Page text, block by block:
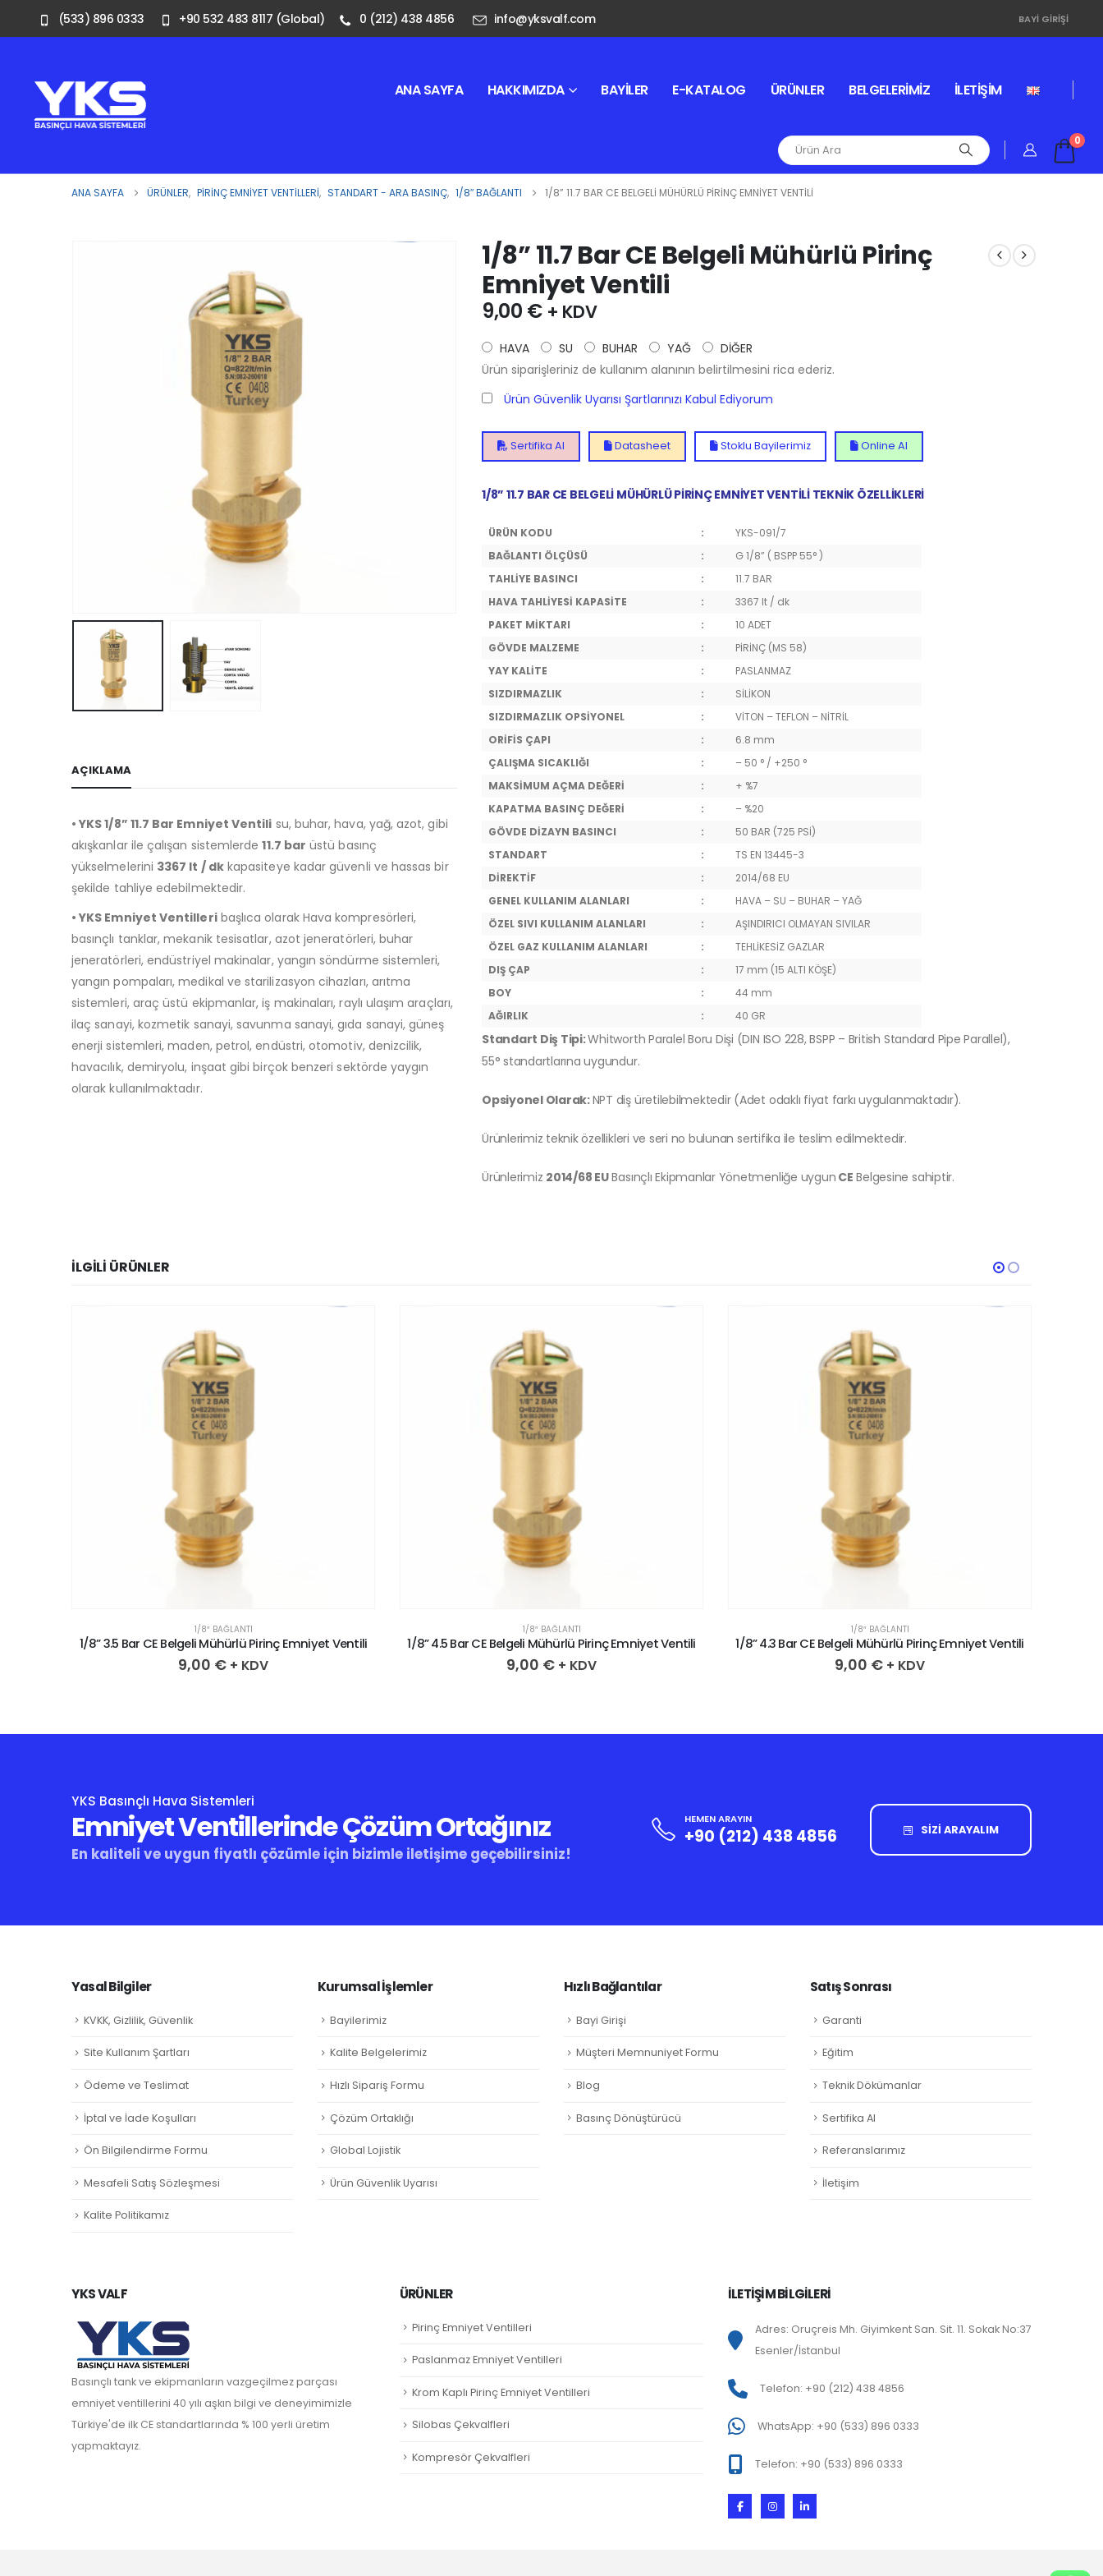
(533) 896 0333 +90 532 483 8117 (Global) 0 (212) 438 4856 info@yksvalf.com BAYI GIRIŞI
ANA SAYFA HAKKIMIZDA BAYILER E-KATALOG ÜRÜNLER BELGELERIMIZ İLETIŞIM
0
ANA SAYFA ÜRÜNLER, PIRINÇ EMNIYET VENTILLERI, STANDART - ARA BASINÇ, 1/8″ BAĞLANTI 1/8” 11.7 BAR CE BELGELI MÜHÜRLÜ PIRINÇ EMNIYET VENTILI
AÇIKLAMA
• YKS 1/8” 11.7 Bar Emniyet Ventili su, buhar, hava, yağ, azot, gibi
akışkanlar ile çalışan sistemlerde11.7 bar üstü basınç
yükselmelerini 3367 lt / dkkapasiteye kadar güvenli ve hassas bir
şekilde tahliye edebilmektedir.
• YKS Emniyet Ventilleribaşlıca olarak Hava kompresörleri,
basınçlı tanklar, mekanik tesisatlar, azot jeneratörleri, buhar
jeneratörleri, endüstriyel makinalar, yangın söndürme sistemleri,
yangın pompaları, medikal ve starilizasyon cihazları, arıtma
sistemleri, araç üstü ekipmanlar, iş makinaları, raylı ulaşım araçları,
ilaç sanayi, kozmetik sanayi, savunma sanayi, gıda sanayi, güneş
enerji sistemleri, maden, petrol, endüstri, otomotiv, denizcilik,
havacılık, demiryolu, inşaat gibi birçok benzeri sektörde yaygın
olarak kullanılmaktadır.
1/8” 11.7 Bar CE Belgeli Mühürlü Pirinç
Emniyet Ventili
9,00 € + KDV
HAVA SU BUHAR YAĞ
DİĞER
Ürün siparişleriniz de kullanım alanının belirtilmesini rica ederiz.
Ürün Güvenlik Uyarısı Şartlarınızı Kabul Ediyorum
Sertifika Al Datasheet Stoklu Bayilerimiz Online Al
1/8” 11.7 BAR CE BELGELİ MÜHÜRLÜ PİRİNÇ EMNİYET VENTİLİ TEKNİK ÖZELLİKLERİ
ÜRÜN KODU :
YKS-091/7
BAĞLANTI ÖLÇÜSÜ
:
G 1/8” ( BSPP 55° )
TAHLİYE BASINCI
:
11.7 BAR
HAVA TAHLİYESİ KAPASİTE
:
3367 lt / dk
PAKET MİKTARI
:
10 ADET
GÖVDE MALZEME
:
PİRİNÇ (MS 58)
YAY KALİTE
:
PASLANMAZ
SIZDIRMAZLIK
:
SİLİKON
SIZDIRMAZLIK OPSİYONEL
:
VİTON – TEFLON – NİTRİL
ORİFİS ÇAPI
:
6.8 mm
ÇALIŞMA SICAKLIĞI
:
– 50 ° / +250 °
MAKSİMUM AÇMA DEĞERİ
:
+ %7
KAPATMA BASINÇ DEĞERİ
:
– %20
GÖVDE DİZAYN BASINCI
:
50 BAR (725 PSİ)
STANDART
:
TS EN 13445-3
DİREKTİF
:
2014/68 EU
GENEL KULLANIM ALANLARI
:
HAVA – SU – BUHAR – YAĞ
ÖZEL SIVI KULLANIM ALANLARI
:
AŞINDIRICI OLMAYAN SIVILAR
ÖZEL GAZ KULLANIM ALANLARI
:
TEHLİKESİZ GAZLAR
DIŞ ÇAP
:
17 mm (15 ALTI KÖŞE)
BOY
:
44 mm
AĞIRLIK
: 40 GR
Standart Diş Tipi:Whitworth Paralel Boru Dişi (DIN ISO 228, BSPP – British Standard Pipe Parallel),
55° standartlarına uygundur.
Opsiyonel Olarak:NPT diş üretilebilmektedir (Adet odaklı fiyat farkı uygulanmaktadır).
Ürünlerimiz teknik özellikleri ve seri no bulunan sertifika ile teslim edilmektedir.
Ürünlerimiz 2014/68 EUBasınçlı Ekipmanlar Yönetmenliğe uygun CE Belgesine sahiptir.
İLGILI ÜRÜNLER
1/8″ BAĞLANTI
1/8” 3.5 Bar CE Belgeli Mühürlü Pirinç Emniyet Ventili
9,00 € + KDV
1/8″ BAĞLANTI
1/8” 4.5 Bar CE Belgeli Mühürlü Pirinç Emniyet Ventili
9,00 € + KDV
1/8″ BAĞLANTI
1/8” 4.3 Bar CE Belgeli Mühürlü Pirinç Emniyet Ventili
9,00 € + KDV
YKS Basınçlı Hava Sistemleri
Emniyet Ventillerinde Çözüm Ortağınız
En kaliteli ve uygun fiyatlı çözümle için bizimle iletişime geçebilirsiniz!
HEMEN ARAYIN
+90 (212) 438 4856 SİZİ ARAYALIM
Yasal Bilgiler
KVKK, Gizlilik, Güvenlik
Site Kullanım Şartları
Ödeme ve Teslimat
İptal ve İade Koşulları
Ön Bilgilendirme Formu
Mesafeli Satış Sözleşmesi
Kalite Politikamız
Kurumsal İşlemler
Bayilerimiz
Kalite Belgelerimiz
Hızlı Sipariş Formu
Çözüm Ortaklığı
Global Lojistik
Ürün Güvenlik Uyarısı
Hızlı Bağlantılar
Bayi Girişi
Müşteri Memnuniyet Formu
Blog
Basınç Dönüştürücü
Satış Sonrası
Garanti
Eğitim
Teknik Dökümanlar
Sertifika Al
Referanslarımız
İletişim
YKS VALF
Basınçlı tank ve ekipmanların vazgeçilmez parçası
emniyet ventillerini 40 yılı aşkın bilgi ve deneyimimizle
Türkiye'de ilk CE standartlarında % 100 yerli üretim
yapmaktayız.
ÜRÜNLER
Pirinç Emniyet Ventilleri
Paslanmaz Emniyet Ventilleri
Krom Kaplı Pirinç Emniyet Ventilleri
Silobas Çekvalfleri
Kompresör Çekvalfleri
İLETİŞİM BİLGİLERİ
Adres: Oruçreis Mh. Giyimkent San. Sit. 11. Sokak No:37
Esenler/İstanbul
Telefon: +90 (212) 438 4856
WhatsApp: +90 (533) 896 0333
Telefon: +90 (533) 896 0333